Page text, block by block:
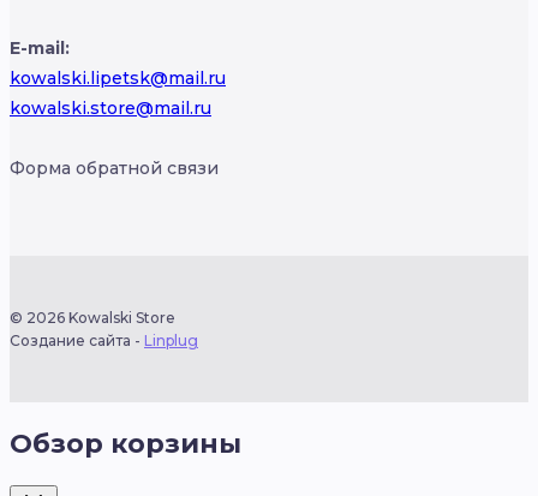
E-mail:
kowalski.lipetsk@mail.ru
kowalski.store@mail.ru
Форма обратной связи
© 2026 Kowalski Store
Создание сайта - Linplug
Обзор корзины